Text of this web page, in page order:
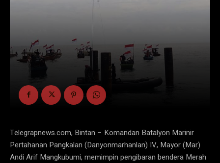
Telegrapnews.com, Bintan – Komandan Batalyon Marinir
Pertahanan Pangkalan (Danyonmarhanlan) IV, Mayor (Mar)
Andi Arif Mangkubumi, memimpin pengibaran bendera Merah